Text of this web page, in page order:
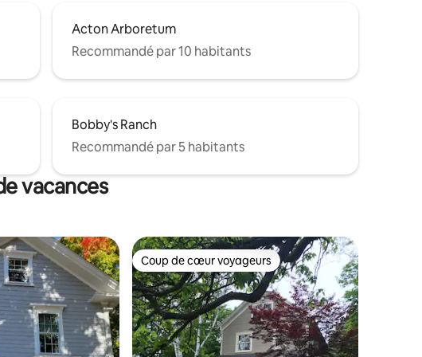
Acton Arboretum
Recommandé par 10 habitants
Bobby's Ranch
Recommandé par 5 habitants
vacances
Coup de cœur voyageurs
Coup de cœur voyageurs